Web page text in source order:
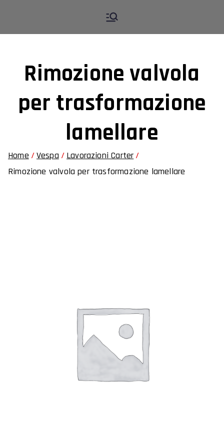
M.R. WORKS Verona
Assistenza moto e auto
Rimozione valvola
per trasformazione
lamellare
Home Vespa
Lavorazioni Carter
Rimozione valvola per trasformazione lamellare